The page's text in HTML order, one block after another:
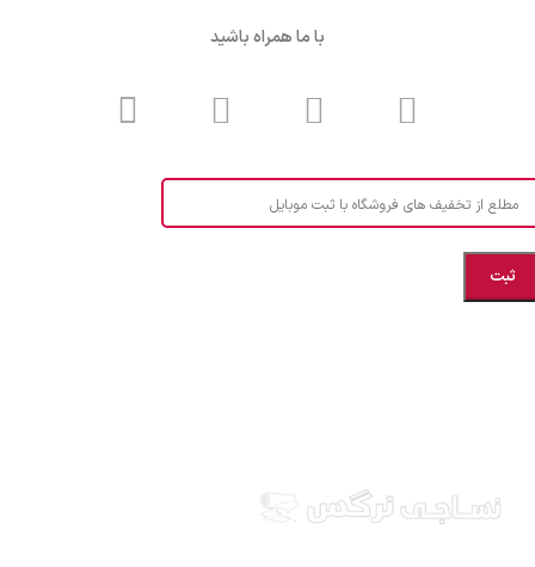
با ما همراه باشید
مطلع از تخفیف های فروشگاه با ثبت موبایل